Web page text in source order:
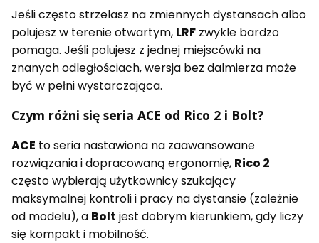
Jeśli często strzelasz na zmiennych dystansach albo
polujesz w terenie otwartym, LRF zwykle bardzo
pomaga. Jeśli polujesz z jednej miejscówki na
znanych odległościach, wersja bez dalmierza może
być w pełni wystarczająca.
Czym różni się seria ACE od Rico 2 i Bolt?
ACE to seria nastawiona na zaawansowane
rozwiązania i dopracowaną ergonomię, Rico 2
często wybierają użytkownicy szukający
maksymalnej kontroli i pracy na dystansie (zależnie
od modelu), a Bolt jest dobrym kierunkiem, gdy liczy
się kompakt i mobilność.